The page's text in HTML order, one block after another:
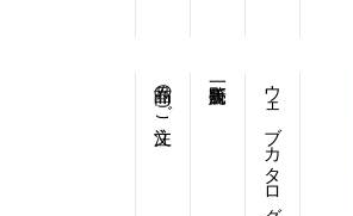
ウェブカタログ
商品のご注文